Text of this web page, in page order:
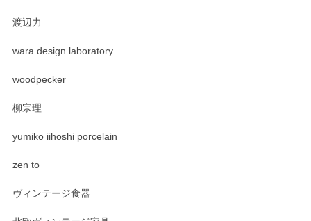
渡辺力
wara design laboratory
woodpecker
柳宗理
yumiko iihoshi porcelain
zen to
ヴィンテージ食器